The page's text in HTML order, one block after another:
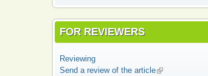
FOR REVIEWERS
Reviewing
Send a review of the article(link is external)